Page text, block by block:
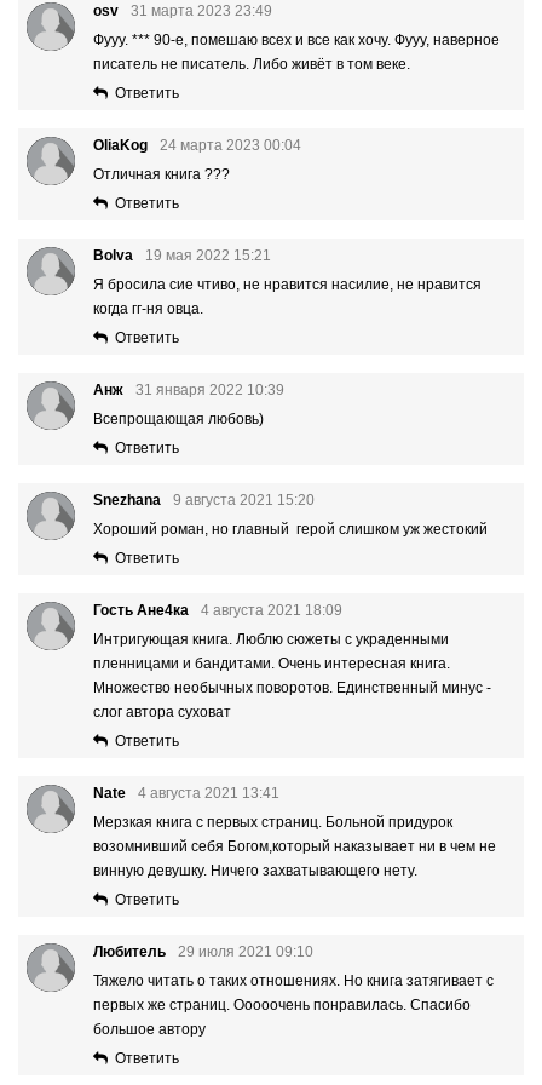
osv
31 марта 2023 23:49
Фууу. *** 90-е, помешаю всех и все как хочу. Фууу, наверное
писатель не писатель. Либо живёт в том веке.
Ответить
OliaKog
24 марта 2023 00:04
Отличная книга ???
Ответить
Bolva
19 мая 2022 15:21
Я бросила сие чтиво, не нравится нacилие, не нравится
когда гг-ня овца.
Ответить
Анж
31 января 2022 10:39
Всепрощающая любовь)
Ответить
Snezhana
9 августа 2021 15:20
Хороший роман, но главный герой слишком уж жестокий
Ответить
Гость Ане4ка
4 августа 2021 18:09
Интригующая книга. Люблю сюжеты с украденными
пленницами и бандитами. Очень интересная книга.
Множество необычных поворотов. Единственный минус -
слог автора суховат
Ответить
Nate
4 августа 2021 13:41
Мерзкая книга с первых страниц. Больной придурок
возомнивший себя Богом,который наказывает ни в чем не
винную девушку. Ничего захватывающего нету.
Ответить
Любитель
29 июля 2021 09:10
Тяжело читать о таких отношениях. Но книга затягивает с
первых же страниц. Ооооочень понравилась. Спасибо
большое автору
Ответить